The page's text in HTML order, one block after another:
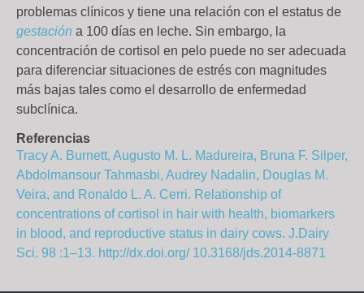
problemas clínicos y tiene una relación con el estatus de
gestación a 100 días en leche. Sin embargo, la
concentración de cortisol en pelo puede no ser adecuada
para diferenciar situaciones de estrés con magnitudes
más bajas tales como el desarrollo de enfermedad
subclínica.
Referencias
Tracy A. Burnett, Augusto M. L. Madureira, Bruna F. Silper,
Abdolmansour Tahmasbi, Audrey Nadalin, Douglas M.
Veira, and Ronaldo L. A. Cerri. Relationship of
concentrations of cortisol in hair with health, biomarkers
in blood, and reproductive status in dairy cows. J.Dairy
Sci. 98 :1–13. http://dx.doi.org/ 10.3168/jds.2014-8871